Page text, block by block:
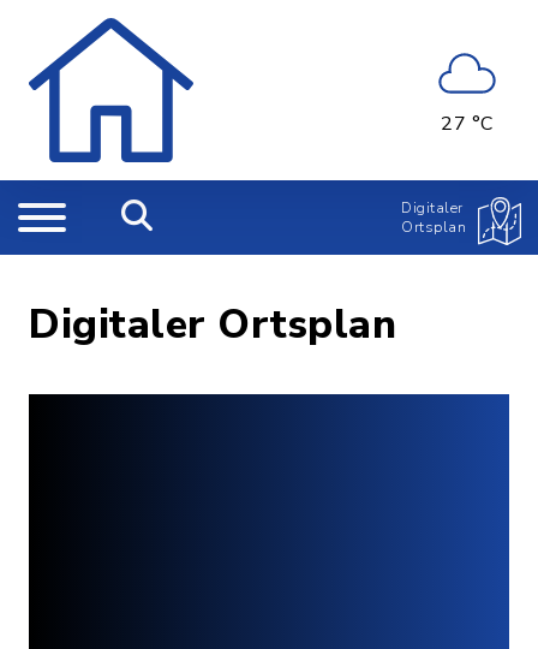
27 °C
Digitaler
Ortsplan
Digitaler Ortsplan